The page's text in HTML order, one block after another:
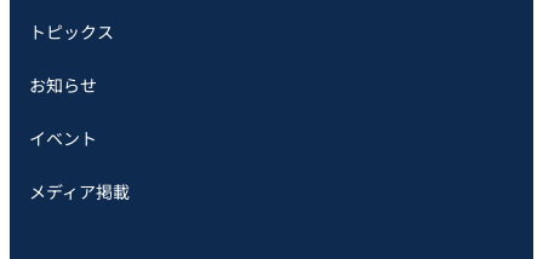
トピックス
お知らせ
イベント
メディア掲載